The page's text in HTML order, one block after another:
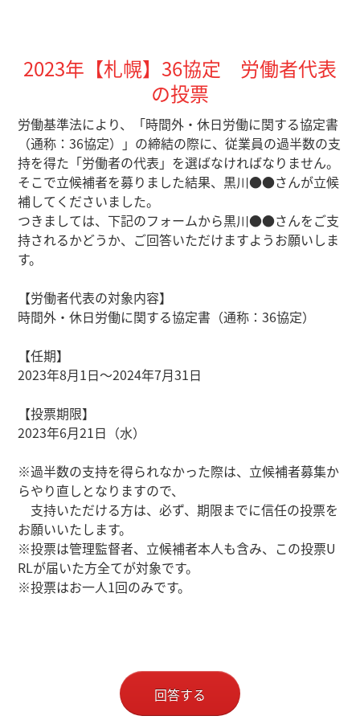
2023年【札幌】36協定 労働者代表
の投票
労働基準法により、「時間外・休日労働に関する協定書
（通称：36協定）」の締結の際に、従業員の過半数の支
持を得た「労働者の代表」を選ばなければなりません。
そこで立候補者を募りました結果、黒川●●さんが立候
補してくださいました。
つきましては、下記のフォームから黒川●●さんをご支
持されるかどうか、ご回答いただけますようお願いしま
す。
【労働者代表の対象内容】
時間外・休日労働に関する協定書（通称：36協定）
【任期】
2023年8月1日～2024年7月31日
【投票期限】
2023年6月21日（水）
※過半数の支持を得られなかった際は、立候補者募集か
らやり直しとなりますので、
支持いただける方は、必ず、期限までに信任の投票を
お願いいたします。
※投票は管理監督者、立候補者本人も含み、この投票U
RLが届いた方全てが対象です。
※投票はお一人1回のみです。
回答する